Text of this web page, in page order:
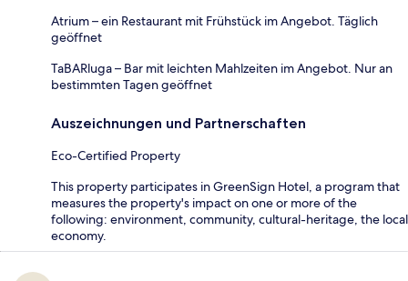
Atrium – ein Restaurant mit Frühstück im Angebot. Täglich
geöffnet
TaBARluga – Bar mit leichten Mahlzeiten im Angebot. Nur an
bestimmten Tagen geöffnet
Auszeichnungen und Partnerschaften
Eco-Certified Property
This property participates in GreenSign Hotel, a program that
measures the property's impact on one or more of the
following: environment, community, cultural-heritage, the local
economy.